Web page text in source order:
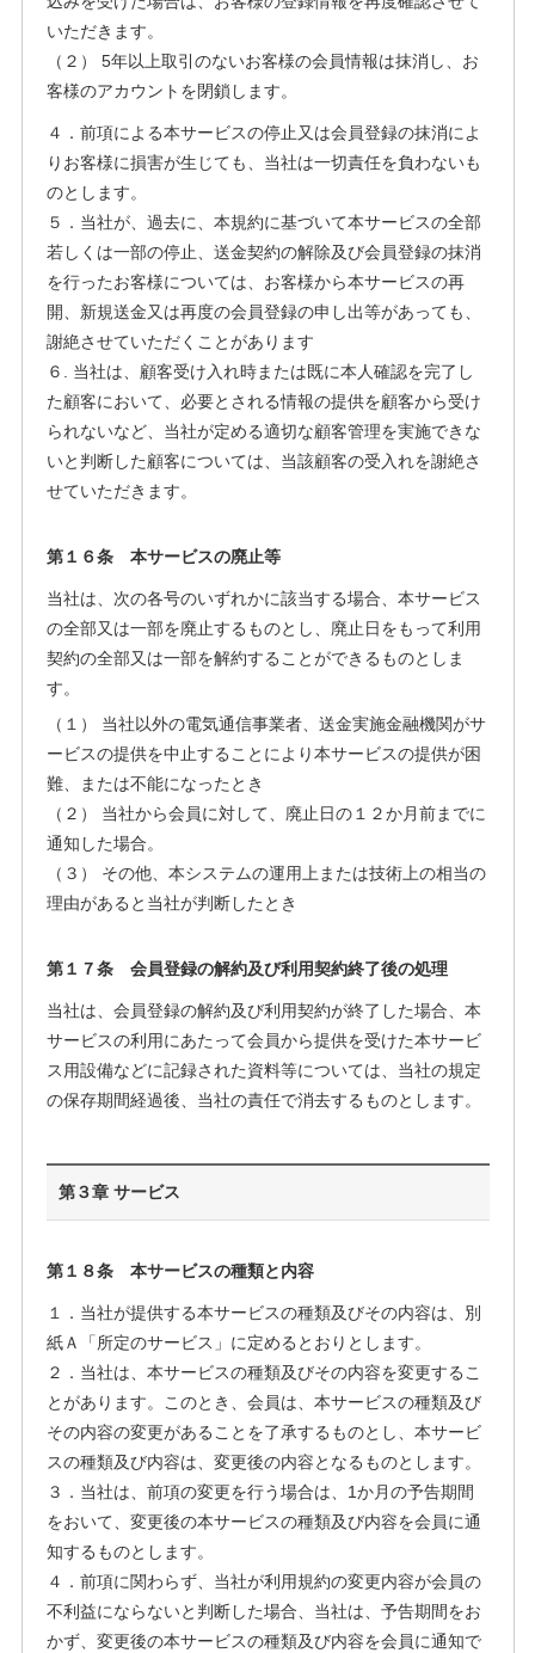
いただきます。
（２） 5年以上取引のないお客様の会員情報は抹消し、お
客様のアカウントを閉鎖します。
４．前項による本サービスの停止又は会員登録の抹消によ
りお客様に損害が生じても、当社は一切責任を負わないも
のとします。
５．当社が、過去に、本規約に基づいて本サービスの全部
若しくは一部の停止、送金契約の解除及び会員登録の抹消
を行ったお客様については、お客様から本サービスの再
開、新規送金又は再度の会員登録の申し出等があっても、
謝絶させていただくことがあります
６. 当社は、顧客受け入れ時または既に本人確認を完了し
た顧客において、必要とされる情報の提供を顧客から受け
られないなど、当社が定める適切な顧客管理を実施できな
いと判断した顧客については、当該顧客の受入れを謝絶さ
せていただきます。
第１６条 本サービスの廃止等
当社は、次の各号のいずれかに該当する場合、本サービス
の全部又は一部を廃止するものとし、廃止日をもって利用
契約の全部又は一部を解約することができるものとしま
す。
（１） 当社以外の電気通信事業者、送金実施金融機関がサ
ービスの提供を中止することにより本サービスの提供が困
難、または不能になったとき
（２） 当社から会員に対して、廃止日の１２か月前までに
通知した場合。
（３） その他、本システムの運用上または技術上の相当の
理由があると当社が判断したとき
第１７条 会員登録の解約及び利用契約終了後の処理
当社は、会員登録の解約及び利用契約が終了した場合、本
サービスの利用にあたって会員から提供を受けた本サービ
ス用設備などに記録された資料等については、当社の規定
の保存期間経過後、当社の責任で消去するものとします。
第３章 サービス
第１８条 本サービスの種類と内容
１．当社が提供する本サービスの種類及びその内容は、別
紙Ａ「所定のサービス」に定めるとおりとします。
２．当社は、本サービスの種類及びその内容を変更するこ
とがあります。このとき、会員は、本サービスの種類及び
その内容の変更があることを了承するものとし、本サービ
スの種類及び内容は、変更後の内容となるものとします。
３．当社は、前項の変更を行う場合は、1か月の予告期間
をおいて、変更後の本サービスの種類及び内容を会員に通
知するものとします。
４．前項に関わらず、当社が利用規約の変更内容が会員の
不利益にならないと判断した場合、当社は、予告期間をお
かず、変更後の本サービスの種類及び内容を会員に通知で